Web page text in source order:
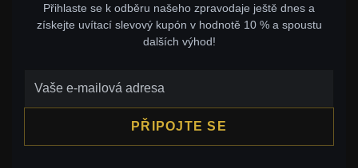
Přihlaste se k odběru našeho zpravodaje ještě dnes a
získejte uvítací slevový kupón v hodnotě 10 % a spoustu
dalších výhod!
PŘIPOJTE SE